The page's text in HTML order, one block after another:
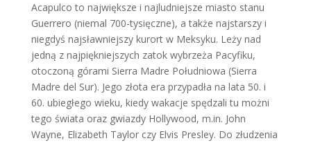
Acapulco to największe i najludniejsze miasto stanu
Guerrero (niemal 700-tysięczne), a także najstarszy i
niegdyś najsławniejszy kurort w Meksyku. Leży nad
jedną z najpiękniejszych zatok wybrzeża Pacyfiku,
otoczoną górami Sierra Madre Południowa (Sierra
Madre del Sur). Jego złota era przypadła na lata 50. i
60. ubiegłego wieku, kiedy wakacje spędzali tu możni
tego świata oraz gwiazdy Hollywood, m.in. John
Wayne, Elizabeth Taylor czy Elvis Presley. Do złudzenia